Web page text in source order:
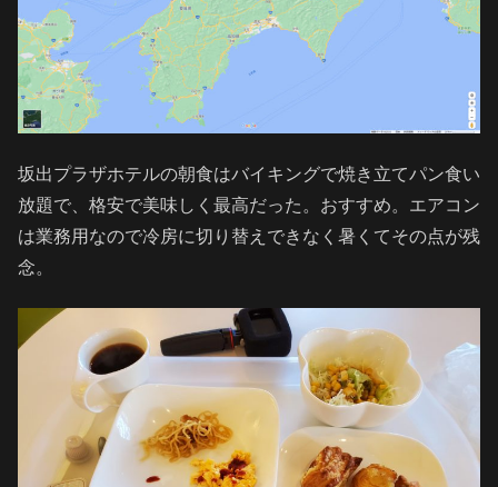
坂出プラザホテルの朝食はバイキングで焼き立てパン食い
放題で、格安で美味しく最高だった。おすすめ。エアコン
は業務用なので冷房に切り替えできなく暑くてその点が残
念。